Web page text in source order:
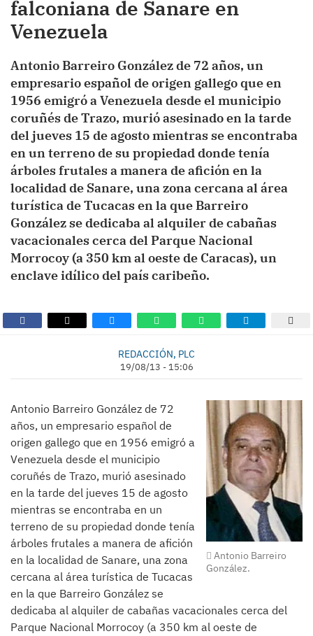
falconiana de Sanare en
Venezuela
Antonio Barreiro González de 72 años, un
empresario español de origen gallego que en
1956 emigró a Venezuela desde el municipio
coruñés de Trazo, murió asesinado en la tarde
del jueves 15 de agosto mientras se encontraba
en un terreno de su propiedad donde tenía
árboles frutales a manera de afición en la
localidad de Sanare, una zona cercana al área
turística de Tucacas en la que Barreiro
González se dedicaba al alquiler de cabañas
vacacionales cerca del Parque Nacional
Morrocoy (a 350 km al oeste de Caracas), un
enclave idílico del país caribeño.
REDACCIÓN, PLC
19/08/13 - 15:06
Antonio Barreiro
González.
Antonio Barreiro González de 72
años, un empresario español de
origen gallego que en 1956 emigró a
Venezuela desde el municipio
coruñés de Trazo, murió asesinado
en la tarde del jueves 15 de agosto
mientras se encontraba en un
terreno de su propiedad donde tenía
árboles frutales a manera de afición
en la localidad de Sanare, una zona
cercana al área turística de Tucacas
en la que Barreiro González se
dedicaba al alquiler de cabañas vacacionales cerca del
Parque Nacional Morrocoy (a 350 km al oeste de